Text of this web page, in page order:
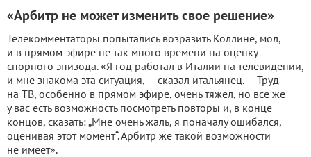
«Арбитр не может изменить свое решение»
Телекомментаторы попыта­лись возразить Коллине, мол,
и в прямом эфире не так много времени на оценку
спорного эпизода. «Я год работал в Ита­лии на телевидении,
и мне зна­кома эта ситуация, — сказал итальянец. — Труд
на ТВ, осо­бенно в прямом эфире, очень тяжел, но все же
у вас есть воз­можность посмотреть повторы и, в конце
концов, сказать: „Мне очень жаль, я поначалу оши­бался,
оценивая этот момент“. Арбитр же такой возможности
не имеет».